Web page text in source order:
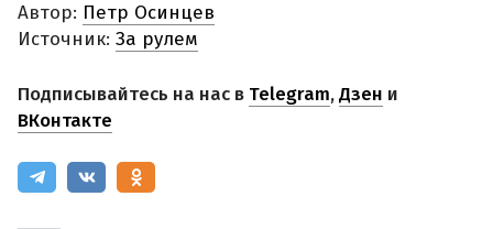
Автор: Петр Осинцев
Источник: За рулем
Подписывайтесь на нас в Telegram,Дзен и
ВКонтакте